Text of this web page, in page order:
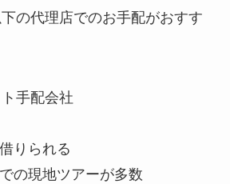
の代理店でのお手配がおすす
手配会社
りられる
の現地ツアーが多数